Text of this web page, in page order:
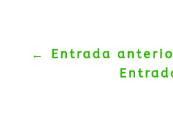
← Entrada